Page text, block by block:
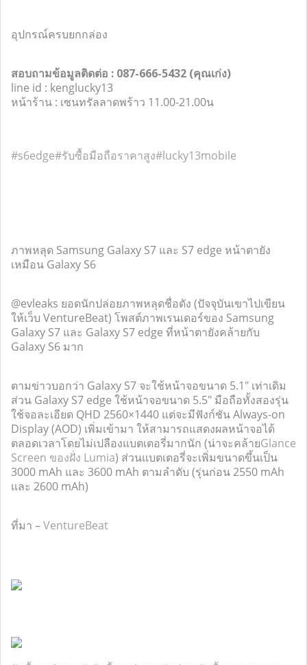
อุปกรณ์ครบยกกล่อง
สอบถามข้อมูลติดต่อ : 087-666-5432 (คุณเก่ง)
line id : kenglucky13
หน้าร้าน : เซนทรัลลาดพร้าว 11.00-21.00น
‪#‎s6edge‬‪#‎รับซื้อมือถือราคาสูง‬‪#‎lucky13mobile‬
ภาพหลุด Samsung Galaxy S7 และ S7 edge หน้าตายัง
เหมือน Galaxy S6
@evleaks ยอดนักปล่อยภาพหลุดชื่อดัง (ปัจจุบันเขาไปเขียน
ให้เว็บ VentureBeat) โพสต์ภาพเรนเดอร์ของ Samsung
Galaxy S7 และ Galaxy S7 edge ที่หน้าตายังคล้ายกับ
Galaxy S6 มาก
ตามข่าวบอกว่า Galaxy S7 จะใช้หน้าจอขนาด 5.1″ เท่าเดิม
ส่วน Galaxy S7 edge ใช้หน้าจอขนาด 5.5″ มือถือทั้งสองรุ่น
ใช้จอละเอียด QHD 2560×1440 แต่จะมีฟังก์ชัน Always-on
Display (AOD) เพิ่มเข้ามา ให้สามารถแสดงผลหน้าจอได้
ตลอดเวลาโดยไม่เปลืองแบตเตอรี่มากนัก (น่าจะคล้ายGlance
Screen ของฝั่ง Lumia) ส่วนแบตเตอรี่จะเพิ่มขนาดขึ้นเป็น
3000 mAh และ 3600 mAh ตามลำดับ (รุ่นก่อน 2550 mAh
และ 2600 mAh)
ที่มา –VentureBeat